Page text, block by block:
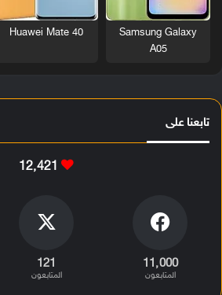
Samsung Galaxy
A05
Huawei Mate 40
تابعنا على
12٬421
11٬000
المتابعون
121
المتابعون